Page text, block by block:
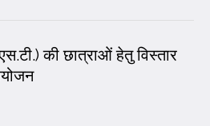
की छात्राओं हेतु विस्तार